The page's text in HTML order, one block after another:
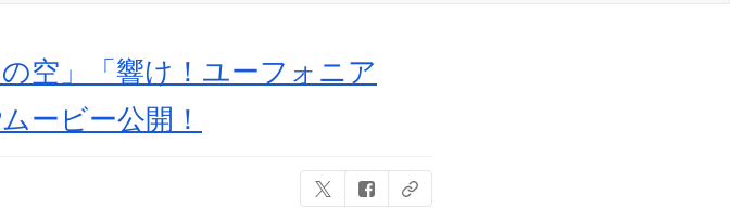
空」「響け！ユーフォニア
ービー公開！